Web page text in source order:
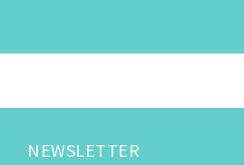
NEWSLETTER